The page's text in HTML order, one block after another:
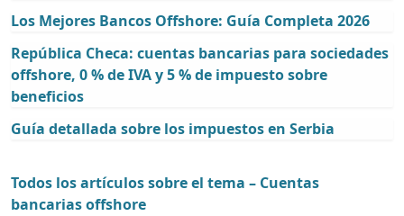
Los Mejores Bancos Offshore: Guía Completa 2026
República Checa: cuentas bancarias para sociedades
offshore, 0 % de IVA y 5 % de impuesto sobre
beneficios
Guía detallada sobre los impuestos en Serbia
Todos los artículos sobre el tema – Cuentas
bancarias offshore